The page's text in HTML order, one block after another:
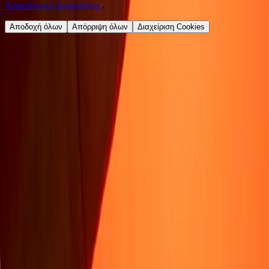
Ανακοίνωση Απορρήτου .
Αποδοχή όλων Απόρριψη όλων Διαχείριση Cookies